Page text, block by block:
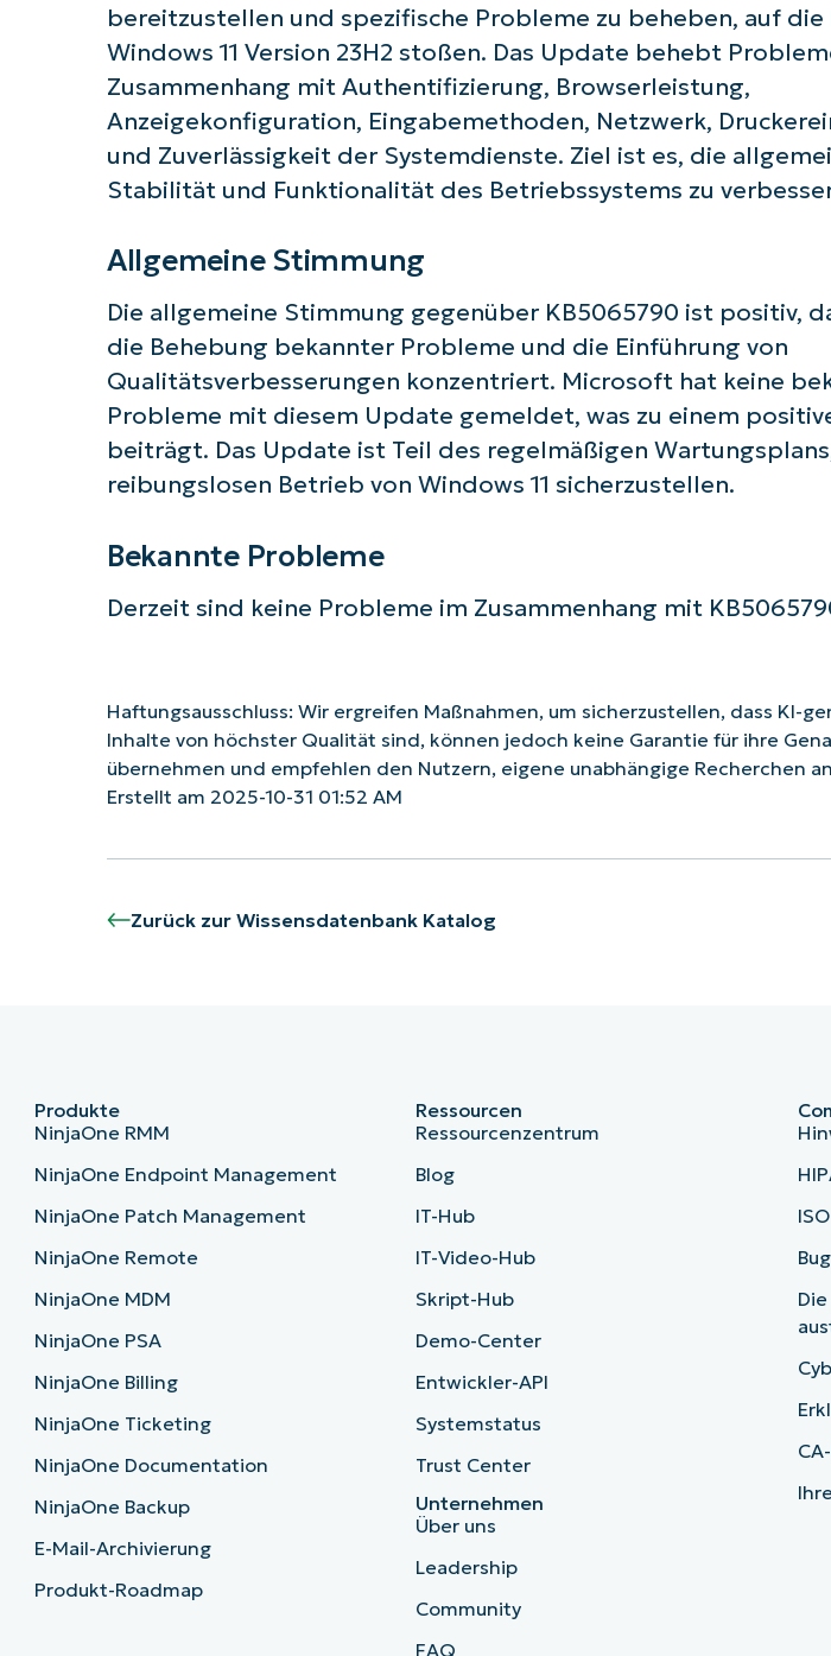
bereitzustellen und spezifische Probleme zu beheben, auf die
Windows 11 Version 23H2 stoßen. Das Update behebt
Zusammenhang mit Authentifizierung, Browserleistung,
Anzeigekonfiguration, Eingabemethoden, Netzwerk,
und Zuverlässigkeit der Systemdienste. Ziel ist es, die
Stabilität und Funktionalität des Betriebssystems zu
Allgemeine Stimmung
Die allgemeine Stimmung gegenüber KB5065790 ist positiv,
die Behebung bekannter Probleme und die Einführung von
Qualitätsverbesserungen konzentriert. Microsoft hat keine
Probleme mit diesem Update gemeldet, was zu einem
beiträgt. Das Update ist Teil des regelmäßigen
reibungslosen Betrieb von Windows 11 sicherzustellen.
Bekannte Probleme
Derzeit sind keine Probleme im Zusammenhang mit
Haftungsausschluss: Wir ergreifen Maßnahmen, um sicherzustellen, dass KI-
Inhalte von höchster Qualität sind, können jedoch keine Garantie für ihre
übernehmen und empfehlen den Nutzern, eigene unabhängige Recherchen
Erstellt am 2025-10-31 01:52 AM
Zurück zur Wissensdatenbank Katalog
First
Produkte
NinjaOne RMM
NinjaOne Endpoint Management
NinjaOne Patch Management
NinjaOne Remote
NinjaOne MDM
NinjaOne PSA
NinjaOne Billing
NinjaOne Ticketing
NinjaOne Documentation
NinjaOne Backup
E-Mail-Archivierung
Produkt-Roadmap
Ressourcen
Ressourcenzentrum
Blog
IT-Hub
IT-Video-Hub
Skript-Hub
Demo-Center
Entwickler-API
Systemstatus
Trust Center
Unternehmen
Über uns
Leadership
Community
FAQ